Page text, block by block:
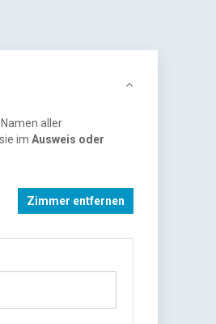
aller
imAusweis oder
Zimmer entfernen